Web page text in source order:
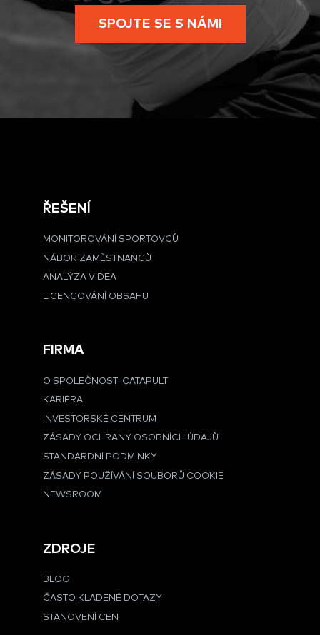
SPOJTE SE S NÁMI
ŘEŠENÍ
MONITOROVÁNÍ SPORTOVCŮ
NÁBOR ZAMĚSTNANCŮ
ANALÝZA VIDEA
LICENCOVÁNÍ OBSAHU
FIRMA
O SPOLEČNOSTI CATAPULT
KARIÉRA
INVESTORSKÉ CENTRUM
ZÁSADY OCHRANY OSOBNÍCH ÚDAJŮ
STANDARDNÍ PODMÍNKY
ZÁSADY POUŽÍVÁNÍ SOUBORŮ COOKIE
NEWSROOM
ZDROJE
BLOG
ČASTO KLADENÉ DOTAZY
STANOVENÍ CEN